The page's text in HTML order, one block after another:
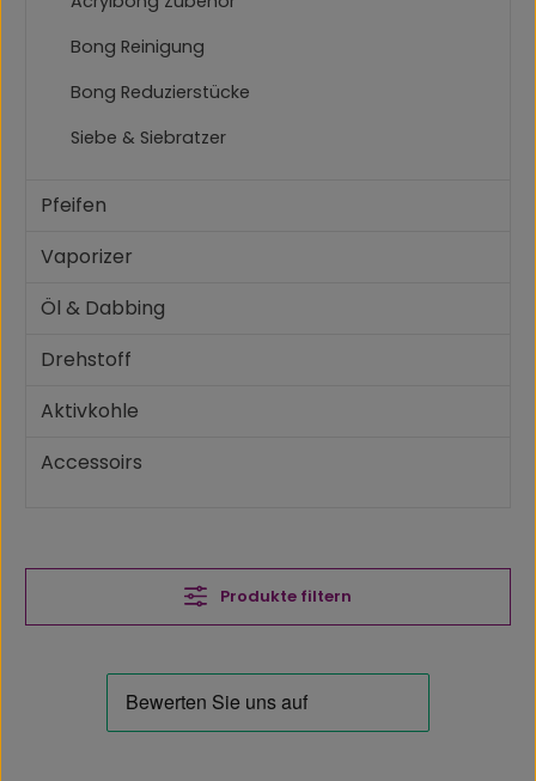
Bong Reinigung
Bong Reduzierstücke
Siebe & Siebratzer
Pfeifen
Vaporizer
Öl & Dabbing
Drehstoff
Aktivkohle
Accessoirs
Produkte filtern